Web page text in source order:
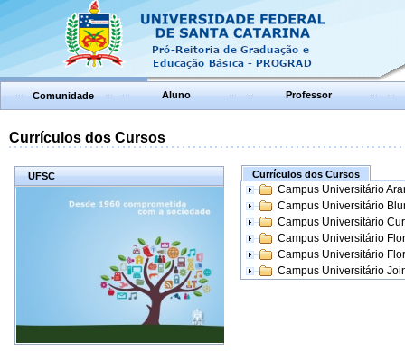
Comunidade Aluno Professor
Currículos dos Cursos
UFSC Currículos dos Cursos
Campus Universitário
Campus Universitário
Campus Universitário
Campus Universitário
Campus Universitário
Campus Universitário